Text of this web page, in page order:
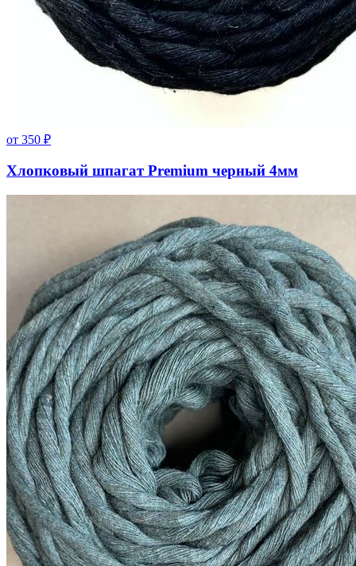
от 350 ₽
Хлопковый шпагат Premium черный 4мм